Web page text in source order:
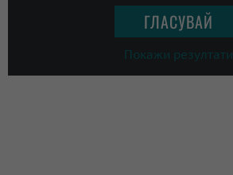
Покажи резултати